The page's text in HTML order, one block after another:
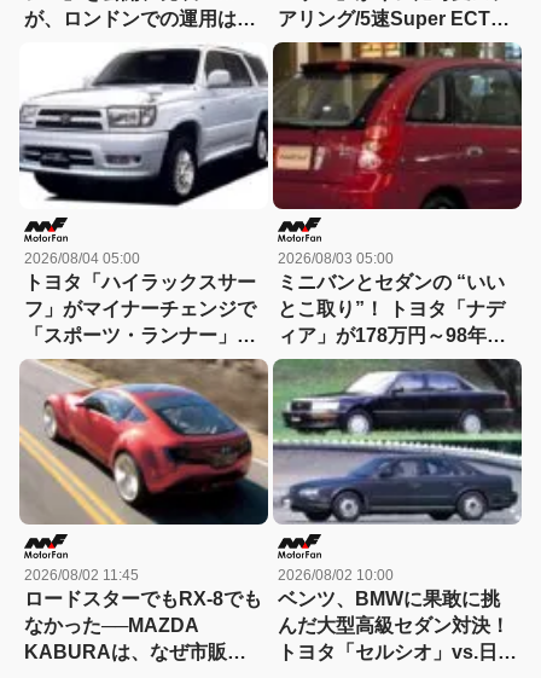
が、ロンドンでの運用は実
現できず(涙)【今日は何の
日？8月6日】
アリング/5速Super ECTを
採用し380万円～02年にマ
イナーチェンジ！【今日は
何の日？8月5日】
2026/08/04 05:00
トヨタ「ハイラックスサー
フ」がマイナーチェンジで
「スポーツ・ランナー」を
230万円で3代目に追加【今
日は何の日？8月4日】
2026/08/03 05:00
ミニバンとセダンの “いい
とこ取り”！ トヨタ「ナデ
ィア」が178万円～98年に
誕生【今日は何の日？8月3
日】
2026/08/02 11:45
ロードスターでもRX-8でも
なかった──MAZDA
KABURAは、なぜ市販さ
2026/08/02 10:00
ベンツ、BMWに果敢に挑
んだ大型高級セダン対決！
トヨタ「セルシオ」vs.日産